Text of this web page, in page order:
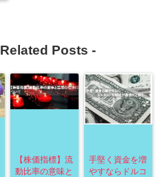
Related Posts -
【株価指標】流
動比率の意味と
手堅く資金を増
やすならドルコ